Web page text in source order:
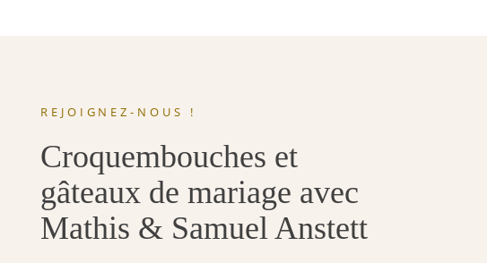
REJOIGNEZ-NOUS !
Croquembouches et
gâteaux de mariage avec
Mathis & Samuel Anstett